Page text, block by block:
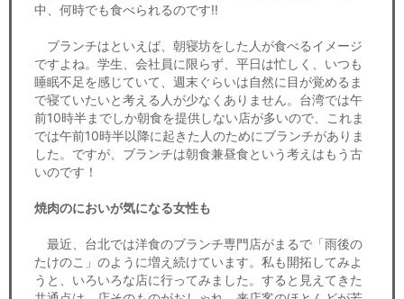
中、何時でも食べられるのです!!
ブランチはといえば、朝寝坊をした人が食べるイメージ
ですよね。学生、会社員に限らず、平日は忙しく、いつも
睡眠不足を感じていて、週末ぐらいは自然に目が覚めるま
で寝ていたいと考える人が少なくありません。台湾では午
前10時半までしか朝食を提供しない店が多いので、これま
では午前10時半以降に起きた人のためにブランチがありま
した。ですが、ブランチは朝食兼昼食という考えはもう古
いのです！
焼肉のにおいが気になる女性も
最近、台北では洋食のブランチ専門店がまるで「雨後の
たけのこ」のように増え続けています。私も開拓してみよ
うと、いろいろな店に行ってみました。すると見えてきた